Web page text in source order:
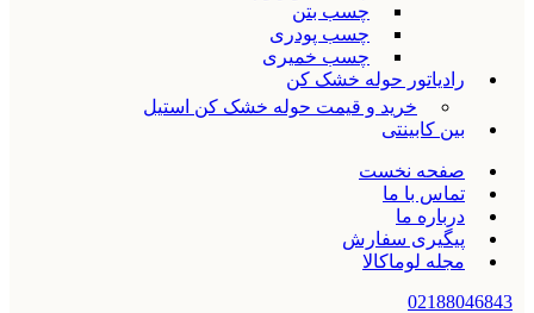
چسب بتن
چسب پودری
چسب خمیری
رادیاتور حوله خشک کن
خرید و قیمت حوله خشک کن استیل
بین کابینتی
صفحه نخست
تماس با ما
درباره ما
پیگیری سفارش
مجله لوماکالا
02188046843